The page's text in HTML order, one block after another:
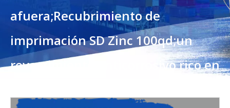
afuera;Recubrimiento de
imprimación SD Zinc 100qd;un
revestimiento anticorrosivo rico en